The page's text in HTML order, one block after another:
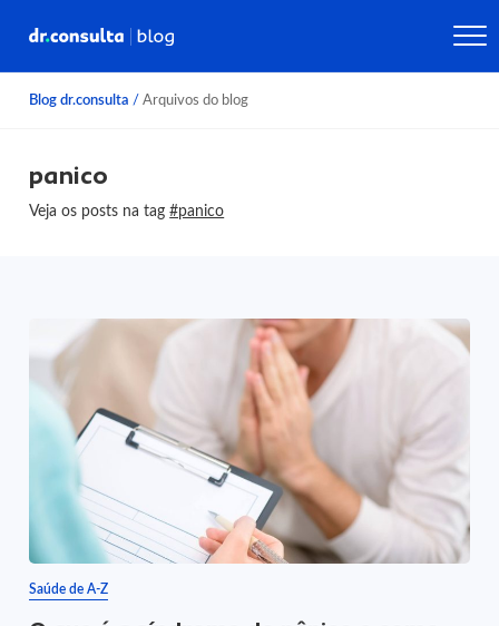
Blog dr.consulta / Arquivos do blog
panico
Veja os posts na tag#panico
Saúde de A-Z